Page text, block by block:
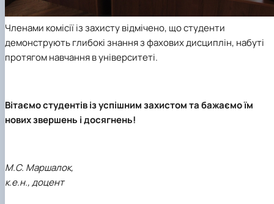
Членами комісії із захисту відмічено, що студенти
демонструють глибокі знання з фахових дисциплін, набуті
протягом навчання в університеті.
Вітаємо студентів із успішним захистом та бажаємо їм
нових звершень і досягнень!
М.С. Маршалок,
к.е.н., доцент